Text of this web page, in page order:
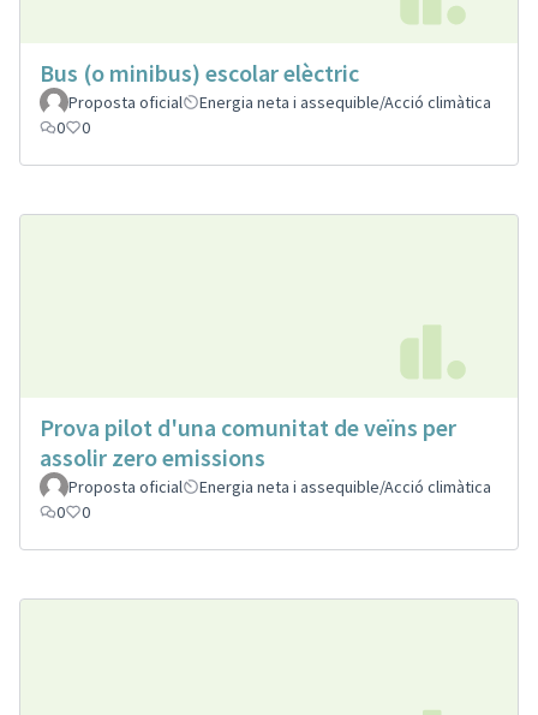
Bus (o minibus) escolar elèctric
Proposta oficial
Energia neta i assequible/Acció climàtica
0
0
Prova pilot d'una comunitat de veïns per
assolir zero emissions
Proposta oficial
Energia neta i assequible/Acció climàtica
0
0